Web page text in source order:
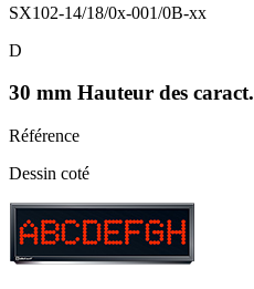
SX102-14/18/0x-001/0B-xx
D
30 mm Hauteur des caract.
Référence
Dessin coté